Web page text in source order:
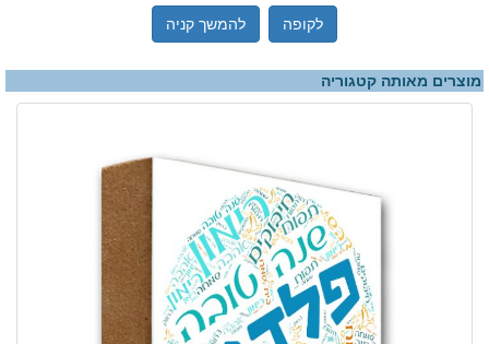
לקופה להמשך קניה
מוצרים מאותה קטגוריה